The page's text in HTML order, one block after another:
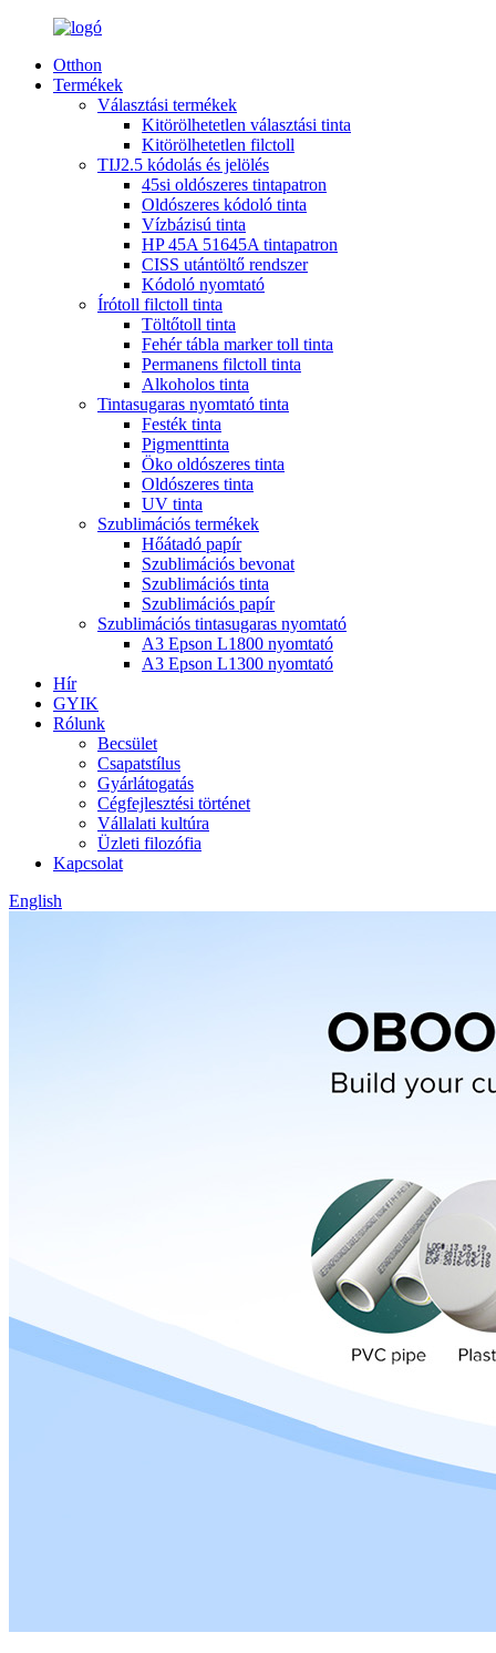
Otthon
Termékek
Választási termékek
Kitörölhetetlen választási tinta
Kitörölhetetlen filctoll
TIJ2.5 kódolás és jelölés
45si oldószeres tintapatron
Oldószeres kódoló tinta
Vízbázisú tinta
HP 45A 51645A tintapatron
CISS utántöltő rendszer
Kódoló nyomtató
Írótoll filctoll tinta
Töltőtoll tinta
Fehér tábla marker toll tinta
Permanens filctoll tinta
Alkoholos tinta
Tintasugaras nyomtató tinta
Festék tinta
Pigmenttinta
Öko oldószeres tinta
Oldószeres tinta
UV tinta
Szublimációs termékek
Hőátadó papír
Szublimációs bevonat
Szublimációs tinta
Szublimációs papír
Szublimációs tintasugaras nyomtató
A3 Epson L1800 nyomtató
A3 Epson L1300 nyomtató
Hír
GYIK
Rólunk
Becsület
Csapatstílus
Gyárlátogatás
Cégfejlesztési történet
Vállalati kultúra
Üzleti filozófia
Kapcsolat
English